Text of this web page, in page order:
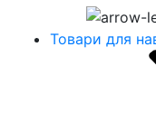
Товари для